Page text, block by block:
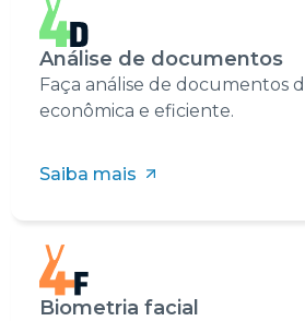
Análise de documentos
Faça análise de documentos
econômica e eficiente.
Saiba mais
Biometria facial